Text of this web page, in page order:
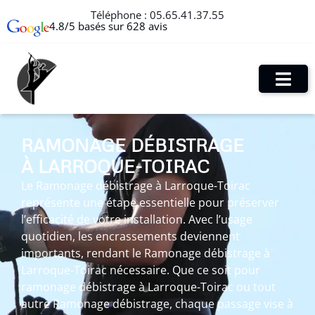
Téléphone : 05.65.41.37.55
4.8/5 basés sur 628 avis
RAMONAGE DÉBISTRAGE
À LARROQUE-TOIRAC
Le Ramonage débistrage à Larroque-Toirac
représente une étape essentielle pour préserver
l’efficacité de votre installation. Avec l’usage
quotidien, les encrassements deviennent
importants, rendant le Ramonage débistrage à
Larroque-Toirac nécessaire. Que ce soit pour
ramonage débistrage à Larroque-Toirac ou tout
autre Ramonage débistrage, chaque passage vise à